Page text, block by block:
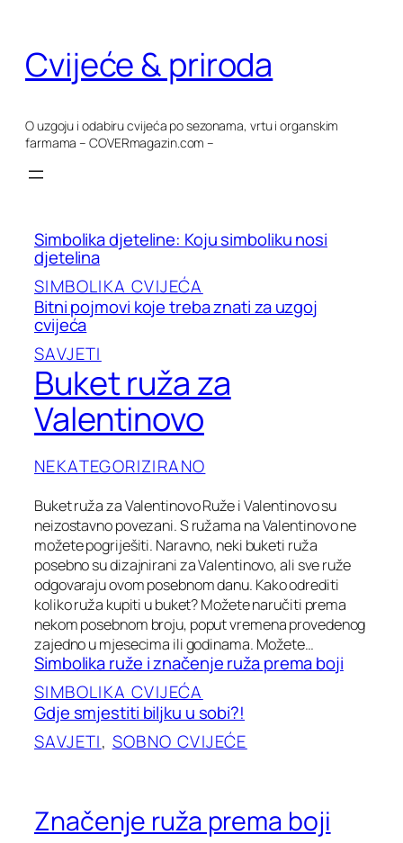
sadržaja
Cvijeće & priroda
O uzgoju i odabiru cvijeća po sezonama, vrtu i organskim
farmama – COVERmagazin.com –
Simbolika djeteline: Koju simboliku nosi
djetelina
SIMBOLIKA CVIJEĆA
Bitni pojmovi koje treba znati za uzgoj
cvijeća
SAVJETI
Buket ruža za
Valentinovo
NEKATEGORIZIRANO
Buket ruža za Valentinovo Ruže i Valentinovo su
neizostavno povezani. S ružama na Valentinovo ne
možete pogriješiti. Naravno, neki buketi ruža
posebno su dizajnirani za Valentinovo, ali sve ruže
odgovaraju ovom posebnom danu. Kako odrediti
koliko ruža kupiti u buket? Možete naručiti prema
nekom posebnom broju, poput vremena provedenog
zajedno u mjesecima ili godinama. Možete…
Simbolika ruže i značenje ruža prema boji
SIMBOLIKA CVIJEĆA
Gdje smjestiti biljku u sobi?!
SAVJETI, SOBNO CVIJEĆE
Značenje ruža prema boji